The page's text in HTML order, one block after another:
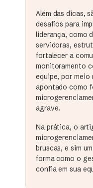
Além das dicas,
desafios para
liderança, como
servidoras,
fortalecer a
monitoramento
equipe, por meio
apontado como
agrave.
Na prática, o
bruscas, e sim
forma como o
confia em sua